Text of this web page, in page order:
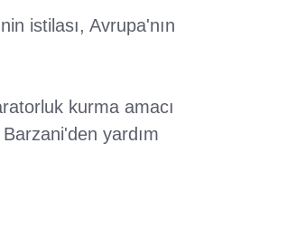
istilası, Avrupa'nın
kurma amacı
yardım